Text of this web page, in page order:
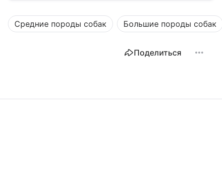
Средние породы собак Большие породы собак
Поделиться